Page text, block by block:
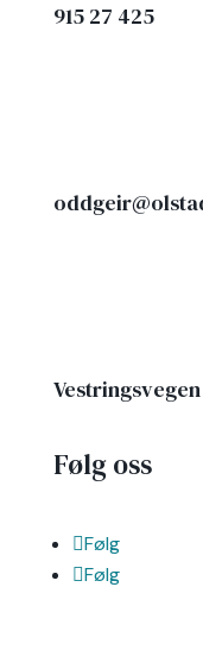
915 27 425
Følg oss
Følg
Følg